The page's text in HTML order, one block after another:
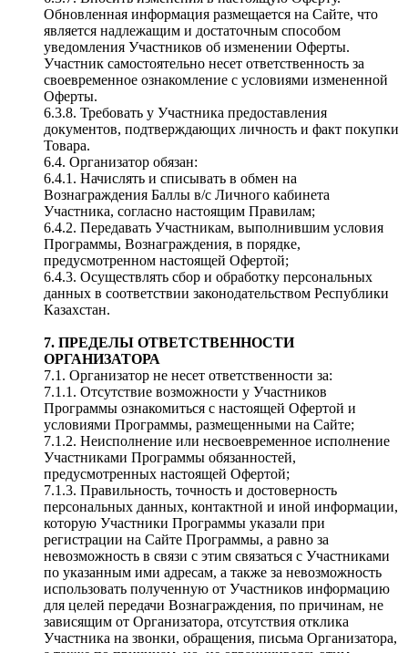
Обновленная информация размещается на Сайте, что
является надлежащим и достаточным способом
уведомления Участников об изменении Оферты.
Участник самостоятельно несет ответственность за
своевременное ознакомление с условиями измененной
Оферты.
6.3.8. Требовать у Участника предоставления
документов, подтверждающих личность и факт покупки
Товара.
6.4. Организатор обязан:
6.4.1. Начислять и списывать в обмен на
Вознаграждения Баллы в/с Личного кабинета
Участника, согласно настоящим Правилам;
6.4.2. Передавать Участникам, выполнившим условия
Программы, Вознаграждения, в порядке,
предусмотренном настоящей Офертой;
6.4.3. Осуществлять сбор и обработку персональных
данных в соответствии законодательством Республики
Казахстан.
7. ПРЕДЕЛЫ ОТВЕТСТВЕННОСТИ
ОРГАНИЗАТОРА
7.1. Организатор не несет ответственности за:
7.1.1. Отсутствие возможности у Участников
Программы ознакомиться с настоящей Офертой и
условиями Программы, размещенными на Сайте;
7.1.2. Неисполнение или несвоевременное исполнение
Участниками Программы обязанностей,
предусмотренных настоящей Офертой;
7.1.3. Правильность, точность и достоверность
персональных данных, контактной и иной информации,
которую Участники Программы указали при
регистрации на Сайте Программы, а равно за
невозможность в связи с этим связаться с Участниками
по указанным ими адресам, а также за невозможность
использовать полученную от Участников информацию
для целей передачи Вознаграждения, по причинам, не
зависящим от Организатора, отсутствия отклика
Участника на звонки, обращения, письма Организатора,